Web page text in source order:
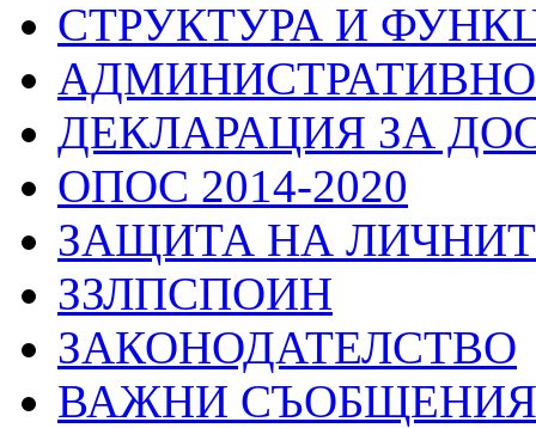
СТРУКТУРА И
ДЕКЛАРАЦИЯ ЗА
ОПОС 2014-2020
ЗАЩИТА НА
ЗЗЛПСПОИН
ЗАКОНОДАТЕЛСТВО
ВАЖНИ СЪОБЩЕНИЯ